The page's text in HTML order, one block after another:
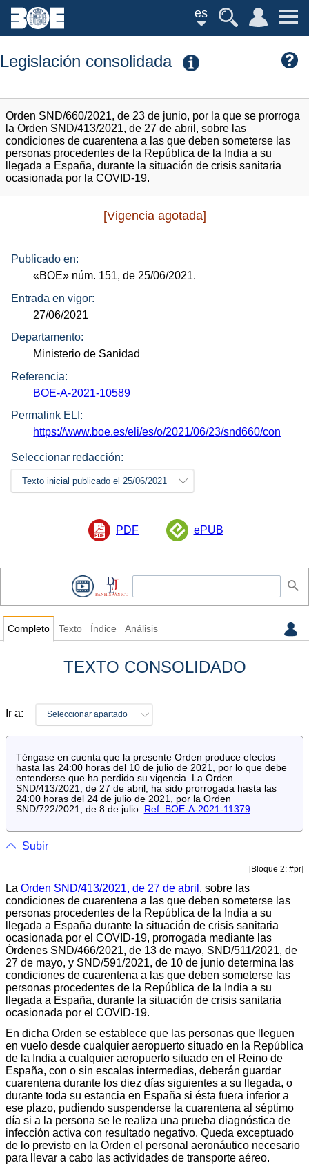
es
Legislación consolidada
Orden SND/660/2021, de 23 de junio, por la que se prorroga
la Orden SND/413/2021, de 27 de abril, sobre las
condiciones de cuarentena a las que deben someterse las
personas procedentes de la República de la India a su
llegada a España, durante la situación de crisis sanitaria
ocasionada por la COVID-19.
[Vigencia agotada]
Publicado en:
«BOE» núm. 151, de 25/06/2021.
Entrada en vigor:
27/06/2021
Departamento:
Ministerio de Sanidad
Referencia:
BOE-A-2021-10589
Permalink ELI:
https://www.boe.es/eli/es/o/2021/06/23/snd660/con
Seleccionar redacción:
Texto inicial publicado el 25/06/2021
PDF ePUB
Completo Texto Índice Análisis
TEXTO CONSOLIDADO
Ir a: Seleccionar apartado
Téngase en cuenta que la presente Orden produce efectos
hasta las 24:00 horas del 10 de julio de 2021, por lo que debe
entenderse que ha perdido su vigencia. La Orden
SND/413/2021, de 27 de abril, ha sido prorrogada hasta las
24:00 horas del 24 de julio de 2021, por la Orden
SND/722/2021, de 8 de julio. Ref. BOE-A-2021-11379
Subir
[Bloque 2: #pr]
La Orden SND/413/2021, de 27 de abril , sobre las
condiciones de cuarentena a las que deben someterse las
personas procedentes de la República de la India a su
llegada a España durante la situación de crisis sanitaria
ocasionada por el COVID-19, prorrogada mediante las
Órdenes SND/466/2021, de 13 de mayo, SND/511/2021, de
27 de mayo, y SND/591/2021, de 10 de junio determina las
condiciones de cuarentena a las que deben someterse las
personas procedentes de la República de la India a su
llegada a España, durante la situación de crisis sanitaria
ocasionada por el COVID-19.
En dicha Orden se establece que las personas que lleguen
en vuelo desde cualquier aeropuerto situado en la República
de la India a cualquier aeropuerto situado en el Reino de
España, con o sin escalas intermedias, deberán guardar
cuarentena durante los diez días siguientes a su llegada, o
durante toda su estancia en España si ésta fuera inferior a
ese plazo, pudiendo suspenderse la cuarentena al séptimo
día si a la persona se le realiza una prueba diagnóstica de
infección activa con resultado negativo. Queda exceptuado
de lo previsto en la Orden el personal aeronáutico necesario
para llevar a cabo las actividades de transporte aéreo.